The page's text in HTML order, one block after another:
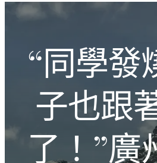
Introducing the Savara
文化的激盪
“同學發
子也跟
了！”廣